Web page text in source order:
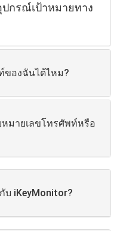
กรณ์เป้าหมายทาง
ของฉันได้ไหม?
มายเลขโทรศัพท์หรือ
บ iKeyMonitor?